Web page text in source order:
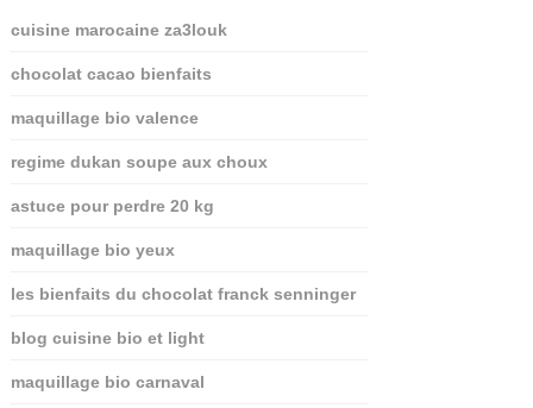
cuisine marocaine za3louk
chocolat cacao bienfaits
maquillage bio valence
regime dukan soupe aux choux
astuce pour perdre 20 kg
maquillage bio yeux
les bienfaits du chocolat franck senninger
blog cuisine bio et light
maquillage bio carnaval